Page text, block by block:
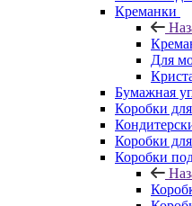
Креманки
Для
Бумажная
Коробки
Коробки
Коробки